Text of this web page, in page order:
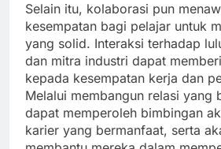
Selain itu, kolaborasi pun
kesempatan bagi pelajar untuk
yang solid. Interaksi terhadap
dan mitra industri dapat
kepada kesempatan kerja dan
Melalui membangun relasi yang
dapat memperoleh bimbingan
karier yang bermanfaat, serta